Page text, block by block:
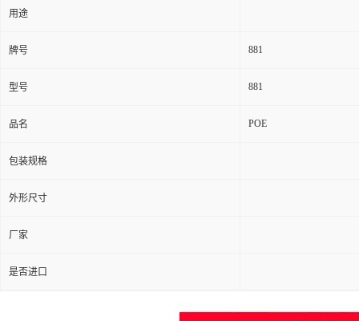
用途
牌号 881
型号 881
品名 POE
包装规格
外形尺寸
厂家
是否进口